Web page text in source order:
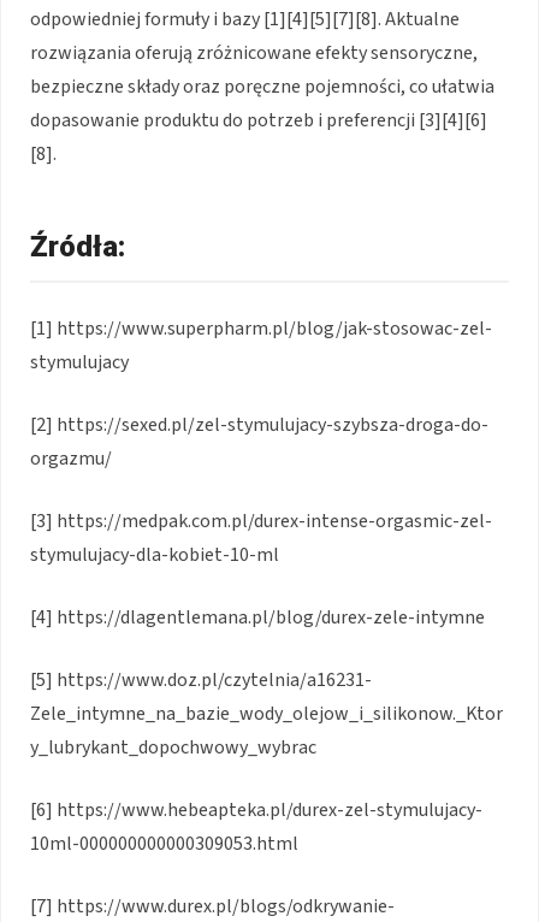
odpowiedniej formuły i bazy [1][4][5][7][8]. Aktualne
rozwiązania oferują zróżnicowane efekty sensoryczne,
bezpieczne składy oraz poręczne pojemności, co ułatwia
dopasowanie produktu do potrzeb i preferencji [3][4][6]
[8].
Źródła:
[1] https://www.superpharm.pl/blog/jak-stosowac-zel-
stymulujacy
[2] https://sexed.pl/zel-stymulujacy-szybsza-droga-do-
orgazmu/
[3] https://medpak.com.pl/durex-intense-orgasmic-zel-
stymulujacy-dla-kobiet-10-ml
[4] https://dlagentlemana.pl/blog/durex-zele-intymne
[5] https://www.doz.pl/czytelnia/a16231-
Zele_intymne_na_bazie_wody_olejow_i_silikonow._Ktor
y_lubrykant_dopochwowy_wybrac
[6] https://www.hebeapteka.pl/durex-zel-stymulujacy-
10ml-000000000000309053.html
[7] https://www.durex.pl/blogs/odkrywanie-